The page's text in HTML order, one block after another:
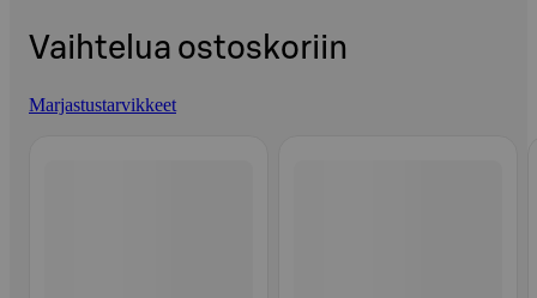
Vaihtelua ostoskoriin
Marjastustarvikkeet